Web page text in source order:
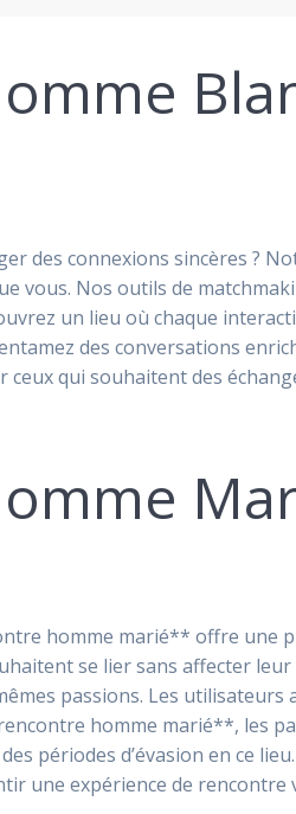
des connexions sincères ?
vous. Nos outils de
un lieu où chaque
des conversations
qui souhaitent des
homme marié** offre une
se lier sans affecter
passions. Les
homme marié**, les
périodes d’évasion en ce
une expérience de